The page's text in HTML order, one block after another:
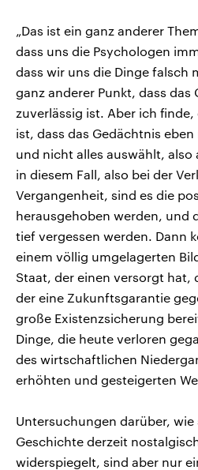
„Das ist ein ganz anderer
dass uns die Psychologen
dass wir uns die Dinge falsch
ganz anderer Punkt, dass
zuverlässig ist. Aber ich
ist, dass das Gedächtnis
und nicht alles auswählt,
in diesem Fall, also bei der
Vergangenheit, sind es die
herausgehoben werden, und
tief vergessen werden. Dann
einem völlig umgelagerten
Staat, der einen versorgt hat,
der eine Zukunftsgarantie
große Existenzsicherung
Dinge, die heute verloren
des wirtschaftlichen
erhöhten und gesteigerten
Untersuchungen darüber, wie
Geschichte derzeit
widerspiegelt, sind aber nur